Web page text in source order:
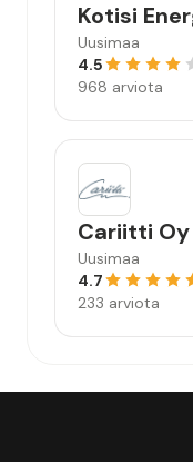
Kotisi
Uusimaa
4.5
968 arviota
Cariitti Oy
Uusimaa
4.7
233 arviota